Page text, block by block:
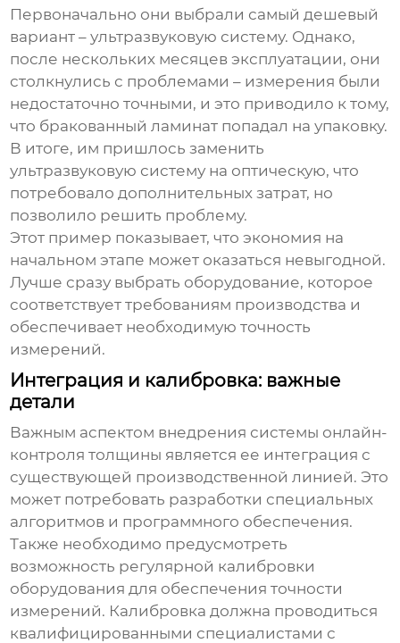
Первоначально они выбрали самый дешевый
вариант – ультразвуковую систему. Однако,
после нескольких месяцев эксплуатации, они
столкнулись с проблемами – измерения были
недостаточно точными, и это приводило к тому,
что бракованный ламинат попадал на упаковку.
В итоге, им пришлось заменить
ультразвуковую систему на оптическую, что
потребовало дополнительных затрат, но
позволило решить проблему.
Этот пример показывает, что экономия на
начальном этапе может оказаться невыгодной.
Лучше сразу выбрать оборудование, которое
соответствует требованиям производства и
обеспечивает необходимую точность
измерений.
Интеграция и калибровка: важные
детали
Важным аспектом внедрения системы онлайн-
контроля толщины является ее интеграция с
существующей производственной линией. Это
может потребовать разработки специальных
алгоритмов и программного обеспечения.
Также необходимо предусмотреть
возможность регулярной калибровки
оборудования для обеспечения точности
измерений. Калибровка должна проводиться
квалифицированными специалистами с